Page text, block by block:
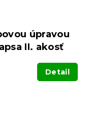
úpravou
II. akosť
Detail